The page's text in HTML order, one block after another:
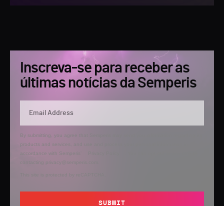
Inscreva-se para receber as
últimas notícias da Semperis
By submitting, you agree that Semperis may send you information regarding its
products and services, and use and process your personal information in
accordance with Semperis’
contacting privacy@semperis.com.
This site is protected by reCAPTCHA.
SUBMIT